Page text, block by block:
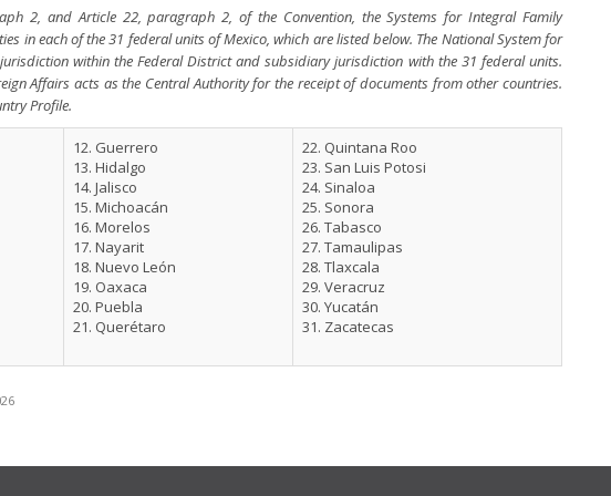
2, and Article 22, paragraph 2, of the Convention, the Systems for Integral Family
in each of the 31 federal units of Mexico, which are listed below. The National System for
within the Federal District and subsidiary jurisdiction with the 31 federal units.
Affairs acts as the Central Authority for the receipt of documents from other countries.
Profile.
12. Guerrero
13. Hidalgo
14. Jalisco
15. Michoacán
16. Morelos
17. Nayarit
18. Nuevo León
19. Oaxaca
20. Puebla
21. Querétaro
22. Quintana Roo
23. San Luis Potosi
24. Sinaloa
25. Sonora
26. Tabasco
27. Tamaulipas
28. Tlaxcala
29. Veracruz
30. Yucatán
31. Zacatecas